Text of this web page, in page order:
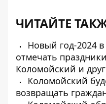
ЧИТАЙТЕ
Новый год-2024
отмечать
Коломойский и
Коломойский
возвращать